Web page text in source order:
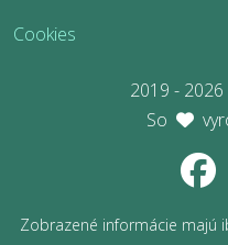
Cookies
2019 -
So
Zobrazené informácie majú